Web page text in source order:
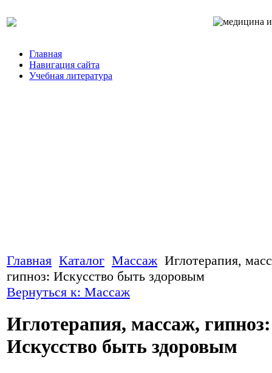
Главная
Навигация сайта
Учебная литература
Главная Каталог Массаж Иглотерапия,
гипноз: Искусство быть здоровым
Вернуться к: Массаж
Иглотерапия, массаж, гипноз:
Искусство быть здоровым